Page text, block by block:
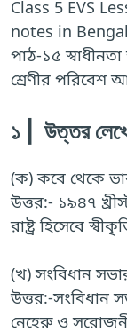
Class 5 EVS
notes in
পাঠ-১৫
শ্রেণীর পরিবেশ
১ | উত্তর
(ক) কবে থেকে
উত্তর:- ১৯৪৭
রাষ্ট্র হিসেবে
(খ) সংবিধান
উত্তর:-সংবিধান
নেহেরু ও